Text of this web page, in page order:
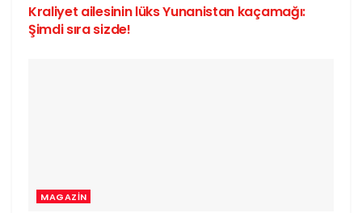
Kraliyet ailesinin lüks Yunanistan kaçamağı:
Şimdi sıra sizde!
MAGAZIN